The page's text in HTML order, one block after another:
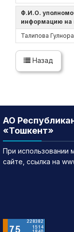
Ф.И.О.
информацию на
Талипова
Назад
АО
«Тошкент»
При использовании
сайте, ссылка на